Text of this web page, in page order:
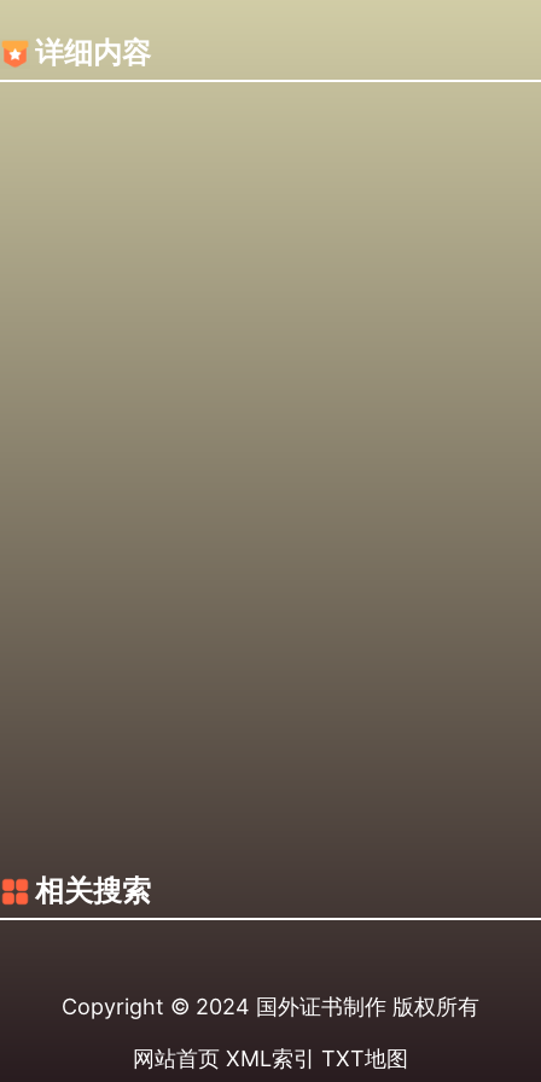
详细内容
相关搜索
Copyright © 2024 国外证书制作 版权所有
网站首页 XML索引 TXT地图